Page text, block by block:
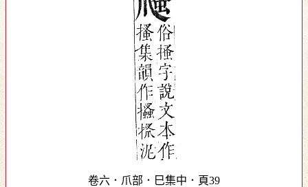
卷六．爪部．巳集中．頁39